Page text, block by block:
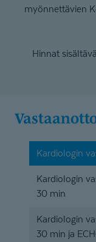
myönnettävien
Hinnat
Kardiologin
Kardiologin
30 min
Kardiologin
30 min ja